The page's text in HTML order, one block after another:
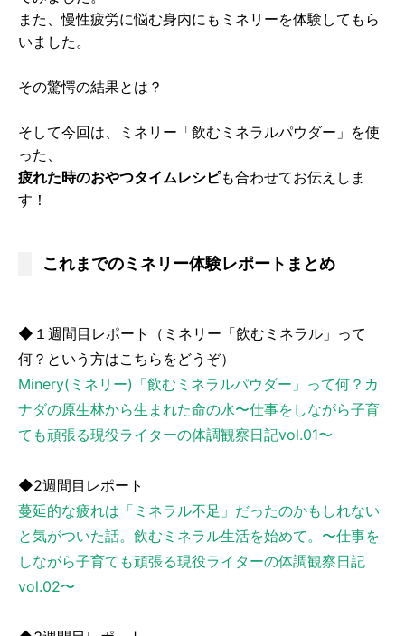
また、慢性疲労に悩む身内にもミネリーを体験してもら
いました。
その驚愕の結果とは？
そして今回は、ミネリー「飲むミネラルパウダー」を使
った、
疲れた時のおやつタイムレシピも合わせてお伝えしま
す！
これまでのミネリー体験レポートまとめ
◆１週間目レポート（ミネリー「飲むミネラル」って
何？という方はこちらをどうぞ）
Minery(ミネリー)「飲むミネラルパウダー」って何？カ
ナダの原生林から生まれた命の水〜仕事をしながら子育
ても頑張る現役ライターの体調観察日記vol.01〜
◆2週間目レポート
蔓延的な疲れは「ミネラル不足」だったのかもしれない
と気がついた話。飲むミネラル生活を始めて。〜仕事を
しながら子育ても頑張る現役ライターの体調観察日記
vol.02〜